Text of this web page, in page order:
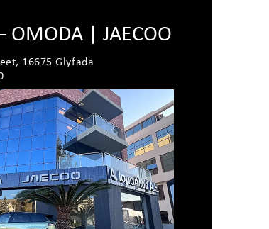
OMODA | JAECOO
16675 Glyfada